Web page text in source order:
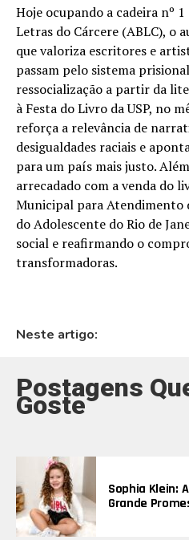
Hoje ocupando a cadeira nº
Letras do Cárcere (ABLC), o
que valoriza escritores e
passam pelo sistema
ressocialização a partir da
à Festa do Livro da USP, no
reforça a relevância de
desigualdades raciais e
para um país mais justo.
arrecadado com a venda do
Municipal para Atendimento
do Adolescente do Rio de
social e reafirmando o
transformadoras.
Neste artigo:
Postagens
Goste
Sophia Klein:
Grande